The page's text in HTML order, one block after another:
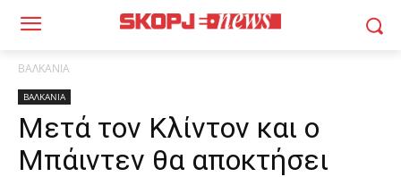
ΒΑΛΚΑΝΙΑ
ΒΑΛΚΑΝΙΑ
Μετά τον Κλίντον και ο
Μπάιντεν θα αποκτήσει